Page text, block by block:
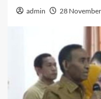
admin 28